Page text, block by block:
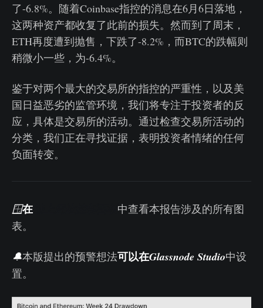
了-6.8%。随着Coinbase指控的消息在6月6日落地，
这两种资产都收复了此前的损失。然而到了周末，
ETH再度遭到抛售，下跌了-8.2%，而BTC的跌幅则
稍微小一些，为-6.4%。
鉴于对两个最大的交易所的指控的严重性，以及美
国日益恶劣的监管环境，我们将专注于投资者的反
应，具体是交易所的活动。通过检查交易所活动的
分类，我们正在寻找证据，表明投资者情绪的任何
负面转变。
🪟在
中查看本报告涉及的所有图
表。
🔔本版提出的预警想法可以在Glassnode Studio中设
置。